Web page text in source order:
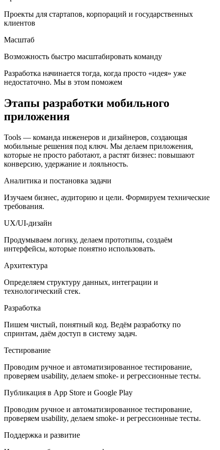
Проекты для стартапов, корпораций и государственных
клиентов
Масштаб
Возможность быстро масштабировать команду
Разработка начинается тогда, когда просто «идея» уже
недостаточно. Мы в этом поможем
Этапы разработки мобильного
приложения
Tools — команда инженеров и дизайнеров, создающая
мобильные решения под ключ. Мы делаем приложения,
которые не просто работают, а растят бизнес: повышают
конверсию, удержание и лояльность.
Аналитика и постановка задачи
Изучаем бизнес, аудиторию и цели. Формируем технические
требования.
UX/UI-дизайн
Продумываем логику, делаем прототипы, создаём
интерфейсы, которые понятно использовать.
Архитектура
Определяем структуру данных, интеграции и
технологический стек.
Разработка
Пишем чистый, понятный код. Ведём разработку по
спринтам, даём доступ в систему задач.
Тестирование
Проводим ручное и автоматизированное тестирование,
проверяем usability, делаем smoke- и регрессионные тесты.
Публикация в App Store и Google Play
Проводим ручное и автоматизированное тестирование,
проверяем usability, делаем smoke- и регрессионные тесты.
Поддержка и развитие